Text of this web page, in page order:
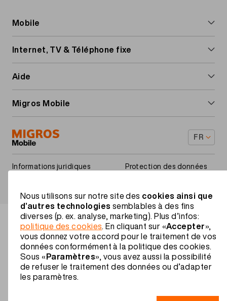
Footer
navigation
Mobile
Cartes Prepaid
Roaming et étranger
Internet, TV & Téléphone fixe
Abonnements Internet
Installer la TV-Box
Aide
Services à valeur ajoutée
Guides & téléchargements
Migros Mobile
Rabais famille
Avantages
Footer
Legal
Informations juridiques
Protection des données
FR
Nous utilisons sur notre site des cookies ainsi que
d’autres technologies semblables à des fins
diverses (p. ex. analyse, marketing). Plus d’infos:
politique des cookies. En cliquant sur «Accepter»,
vous donnez votre accord pour le traitement de vos
données conformément à la politique des cookies.
Sous «Paramètres», vous avez aussi la possibilité
de refuser le traitement des données ou d’adapter
les paramètres.